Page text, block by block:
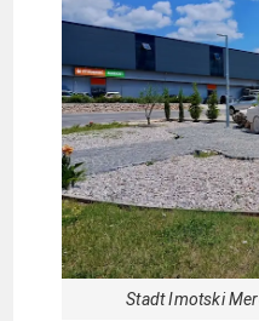
Stadt Imotski